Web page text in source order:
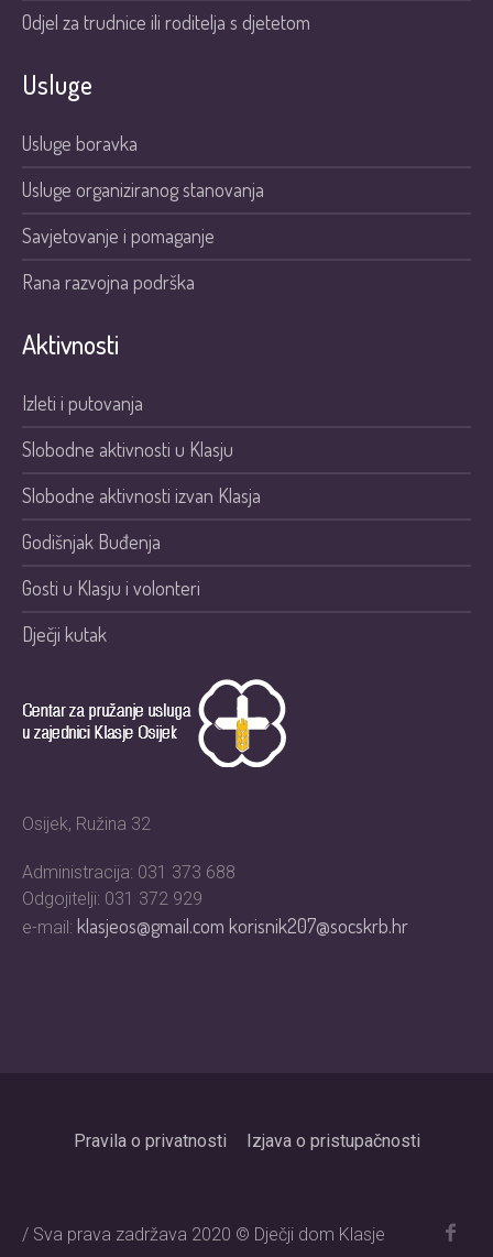
Odjel za trudnice ili roditelja s djetetom
Usluge
Usluge boravka
Usluge organiziranog stanovanja
Savjetovanje i pomaganje
Rana razvojna podrška
Aktivnosti
Izleti i putovanja
Slobodne aktivnosti u Klasju
Slobodne aktivnosti izvan Klasja
Godišnjak Buđenja
Gosti u Klasju i volonteri
Dječji kutak
Osijek, Ružina 32
Administracija: 031 373 688
Odgojitelji: 031 372 929
e-mail: klasjeos@gmail.comkorisnik207@socskrb.hr
Pravila o privatnosti Izjava o pristupačnosti
/ Sva prava zadržava 2020 © Dječji dom Klasje